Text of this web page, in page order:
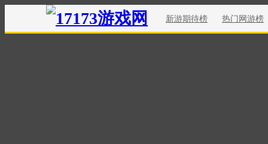
新游期待榜 热门网游榜